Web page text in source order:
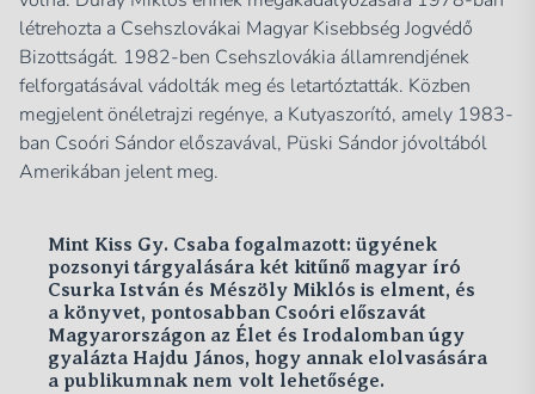
létrehozta a Csehszlovákai Magyar Kisebbség Jogvédő
Bizottságát. 1982-ben Csehszlovákia államrendjének
felforgatásával vádolták meg és letartóztatták. Közben
megjelent önéletrajzi regénye, a Kutyaszorító, amely 1983-
ban Csoóri Sándor előszavával, Püski Sándor jóvoltából
Amerikában jelent meg.
Mint Kiss Gy. Csaba fogalmazott: ügyének
pozsonyi tárgyalására két kitűnő magyar író
Csurka István és Mészöly Miklós is elment, és
a könyvet, pontosabban Csoóri előszavát
Magyarországon az Élet és Irodalomban úgy
gyalázta Hajdu János, hogy annak elolvasására
a publikumnak nem volt lehetősége.